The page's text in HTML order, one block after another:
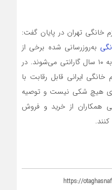
خانگی تهران در پایان گفت:
به‌روز‌رسانی شده برخی از
قطعات لوازم‌‌‌خانگی از ۵ سال به ۱۰ سال گارانتی می‌شوند. در
ایرانی قابل رقابت با
هیچ شکی نیست و توصیه
همکاران از خرید و فروش
https://